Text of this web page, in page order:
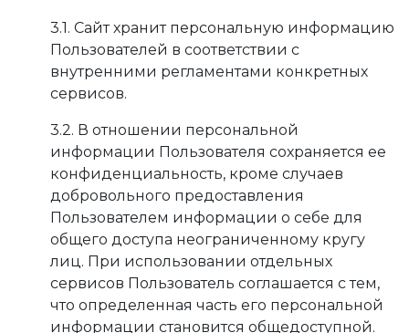
3.1. Сайт хранит персональную информацию
Пользователей в соответствии с
внутренними регламентами конкретных
сервисов.
3.2. В отношении персональной
информации Пользователя сохраняется ее
конфиденциальность, кроме случаев
добровольного предоставления
Пользователем информации о себе для
общего доступа неограниченному кругу
лиц. При использовании отдельных
сервисов Пользователь соглашается с тем,
что определенная часть его персональной
информации становится общедоступной.